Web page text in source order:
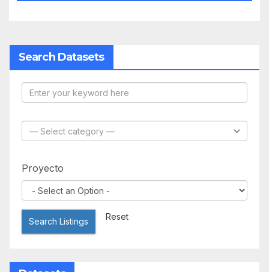
Search Datasets
Proyecto
Search Listings Reset